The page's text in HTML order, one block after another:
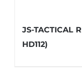
JS-TACTICAL
HD112)